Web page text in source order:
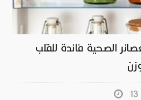
الصحية فائدة للقلب